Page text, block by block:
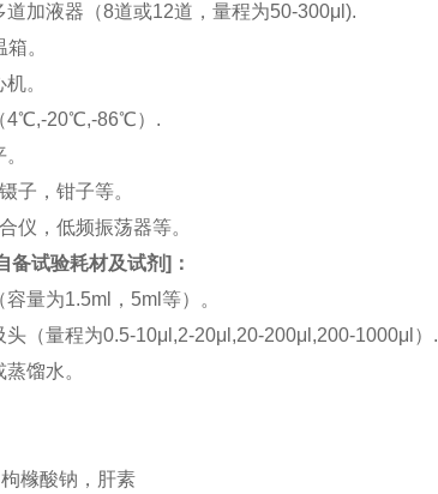
道加液器（8道或12道，量程为50-300μl).
。
。
4℃,-20℃,-86℃）.
子，钳子等。
仪，低频振荡器等。
备试验耗材及试剂]：
容量为1.5ml，5ml等）。
头（量程为0.5-10μl,2-20μl,20-200μl,200-1000μl）.
馏水。
橼酸钠，肝素